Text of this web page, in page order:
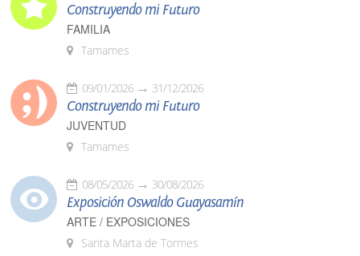
Construyendo mi Futuro
FAMILIA
Tamames
09/01/2026 31/12/2026
Construyendo mi Futuro
JUVENTUD
Tamames
08/05/2026 30/08/2026
Exposición Oswaldo Guayasamín
ARTE / EXPOSICIONES
Santa Marta de Tormes